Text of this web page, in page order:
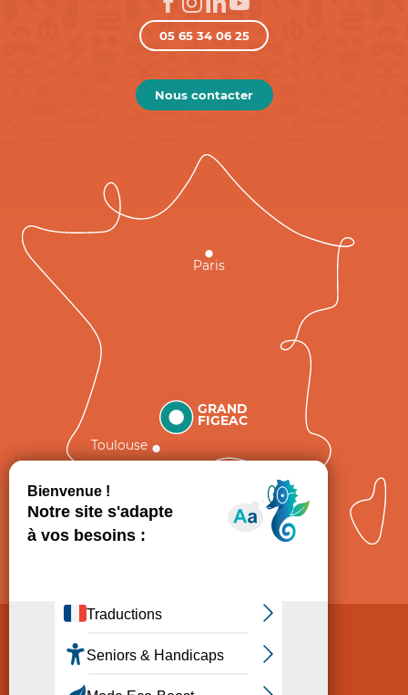
05 65 34 06 25
Nous contacter
GRAND
FIGEAC
Toulouse
Paris
Politique de Protection des données